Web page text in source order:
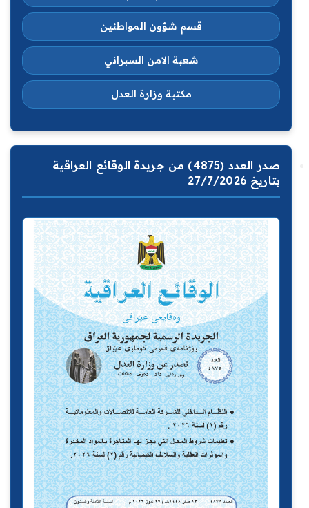
قسم شؤون المواطنين
شعبة الامن السبراني
مكتبة وزارة العدل
صدر العدد (4875) من جريدة الوقائع العراقية
بتاريخ 27/7/2026